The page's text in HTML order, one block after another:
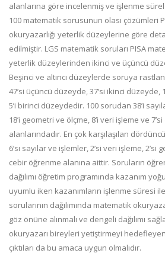
alanlarına göre incelenmiş ve işlenme
100 matematik sorusunun olası çözümleri
okuryazarlığı yeterlik düzeylerine göre
edilmiştir. LGS matematik soruları PISA
yeterlik düzeylerinden ikinci ve üçüncü
Beşinci ve altıncı düzeylerde soruya
47’si üçüncü düzeyde, 37’si ikinci
5’i birinci düzeydedir. 100 sorudan 38’i
18’i geometri ve ölçme, 8’i veri işleme ve
alanlarındadır. En çok karşılaşılan
6’sı sayılar ve işlemler, 2’si veri işleme,
cebir öğrenme alanına aittir. Soruların
dağılımı öğretim programında kazanım
uyumlu iken kazanımların işlenme süresi
sorularının dağılımında matematik
göz önüne alınmalı ve dengeli dağılımı
okuryazarı bireyleri yetiştirmeyi
çıktıları da bu amaca uygun olmalıdır.